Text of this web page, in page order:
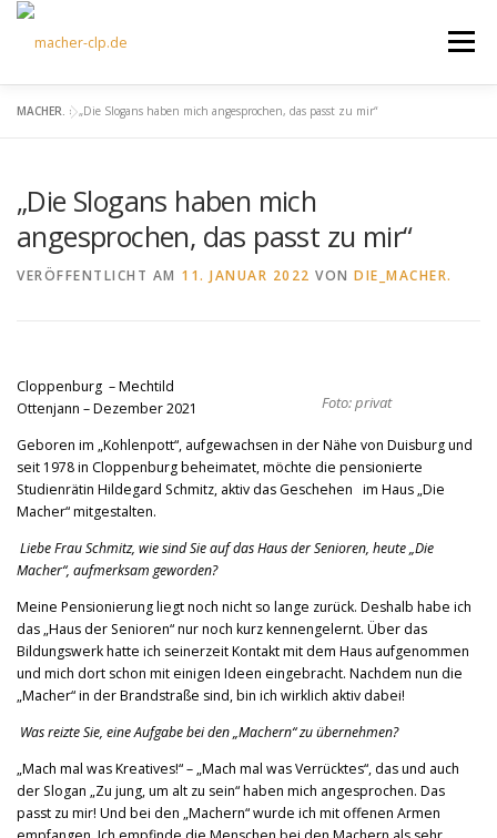
Zum
springen
Menü
TERMINE ANGEBOTE FÖRDERVEREIN
MACHER. »„Die Slogans haben mich angesprochen, das passt zu mir“
„Die Slogans haben mich
angesprochen, das passt zu mir“
VERÖFFENTLICHT AM 11. JANUAR 2022 VON DIE_MACHER.
Foto: privat
Cloppenburg – Mechtild
Ottenjann – Dezember 2021
Geboren im „Kohlenpott“, aufgewachsen in der Nähe von Duisburg und
seit 1978 in Cloppenburg beheimatet, möchte die pensionierte
Studienrätin Hildegard Schmitz, aktiv das Geschehen im Haus „Die
Macher“ mitgestalten.
Liebe Frau Schmitz, wie sind Sie auf das Haus der Senioren, heute „Die
Macher“, aufmerksam geworden?
Meine Pensionierung liegt noch nicht so lange zurück. Deshalb habe ich
das „Haus der Senioren“ nur noch kurz kennengelernt. Über das
Bildungswerk hatte ich seinerzeit Kontakt mit dem Haus aufgenommen
und mich dort schon mit einigen Ideen eingebracht. Nachdem nun die
„Macher“ in der Brandstraße sind, bin ich wirklich aktiv dabei!
Was reizte Sie, eine Aufgabe bei den „Machern“ zu übernehmen?
„Mach mal was Kreatives!“ – „Mach mal was Verrücktes“, das und auch
der Slogan „Zu jung, um alt zu sein“ haben mich angesprochen. Das
passt zu mir! Und bei den „Machern“ wurde ich mit offenen Armen